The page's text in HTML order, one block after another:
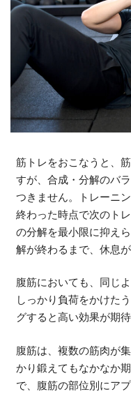
筋トレをおこなうと、
すが、合成・分解のバ
つきません。トレーニ
終わった時点で次のト
の分解を最小限に抑え
解が終わるまで、休息が
腹筋においても、同じ
しっかり負荷をかけた
グすると高い効果が期
腹筋は、複数の筋肉が
かり鍛えてもなかなか
で、腹筋の部位別にア